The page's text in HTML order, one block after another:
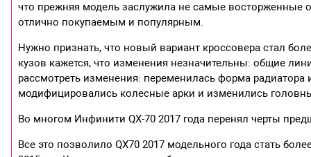
что прежняя модель заслужила не самые
отлично покупаемым и популярным.
Нужно признать, что новый вариант кроссовера стал
кузов кажется, что изменения незначительны: общие
рассмотреть изменения: переменилась форма
модифицировались колесные арки и изменились
Во многом Инфинити QX-70 2017 года перенял черты
Все это позволило QX70 2017 модельного года стать